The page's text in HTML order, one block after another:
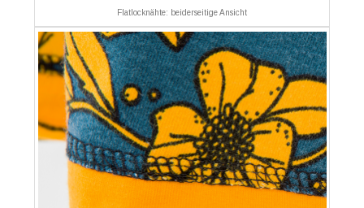
Flatlocknähte: beiderseitige Ansicht